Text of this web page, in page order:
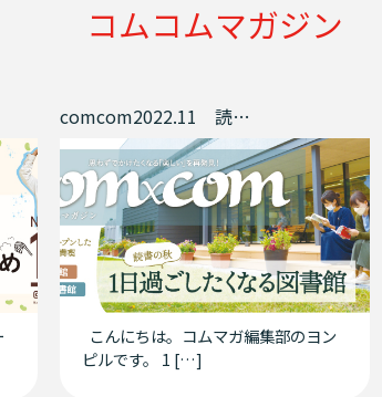
コムコムマガジン
comcom2022.11 読書の秋 1日過ごしたくなる図書館
こんにちは。コムマガ編集部のヨン
ピルです。 1 […]